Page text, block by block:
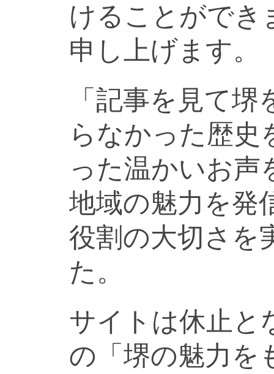
けることができ
申し上げます。
「記事を見て
らなかった歴史
った温かいお声
地域の魅力を発
役割の大切さを
た。
サイトは休止と
の「堺の魅力を